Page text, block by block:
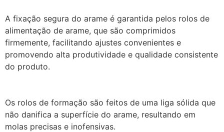
A fixação segura do arame é garantida pelos rolos de
alimentação de arame, que são comprimidos
firmemente, facilitando ajustes convenientes e
promovendo alta produtividade e qualidade consistente
do produto.
Os rolos de formação são feitos de uma liga sólida que
não danifica a superfície do arame, resultando em
molas precisas e inofensivas.